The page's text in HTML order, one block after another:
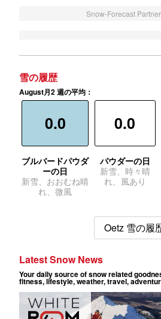
Snow-Forecast
雪の履歴
August月2 週の平均：
0.0
ブルバードパウダ
ーの日
新雪、おおむね晴
れ、微風
0.0
パウダーの日
新雪、時々晴
れ、風あり
Oetz 雪の履